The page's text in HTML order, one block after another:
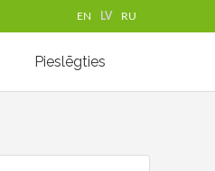
EN LV RU
Pieslēgties